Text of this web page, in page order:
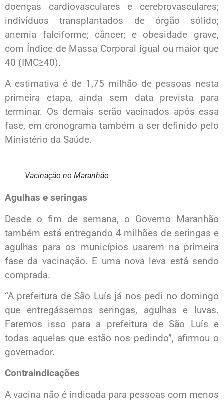
doenças cardiovasculares e cerebrovasculares;
indivíduos transplantados de órgão sólido;
anemia falciforme; câncer; e obesidade grave,
com Índice de Massa Corporal igual ou maior que
40 (IMC≥40).
A estimativa é de 1,75 milhão de pessoas nesta
primeira etapa, ainda sem data prevista para
terminar. Os demais serão vacinados após essa
fase, em cronograma também a ser definido pelo
Ministério da Saúde.
Vacinação no Maranhão
Agulhas e seringas
Desde o fim de semana, o Governo Maranhão
também está entregando 4 milhões de seringas e
agulhas para os municípios usarem na primeira
fase da vacinação. E uma nova leva está sendo
comprada.
“A prefeitura de São Luís já nos pedi no domingo
que entregássemos seringas, agulhas e luvas.
Faremos isso para a prefeitura de São Luís e
todas aquelas que estão nos pedindo”, afirmou o
governador.
Contraindicações
A vacina não é indicada para pessoas com menos